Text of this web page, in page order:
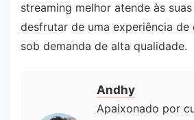
streaming melhor atende às
desfrutar de uma experiência de
sob demanda de alta qualidade.
Andhy
Apaixonado por